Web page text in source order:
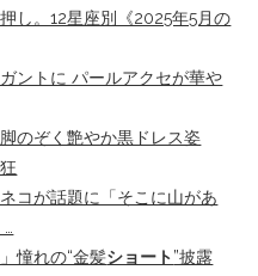
し。12星座別《2025年5月の
ントに パールアクセが華や
のぞく艶やか黒ドレス姿
コが話題に「そこに山があ
憧れの“金髪ショート”披露